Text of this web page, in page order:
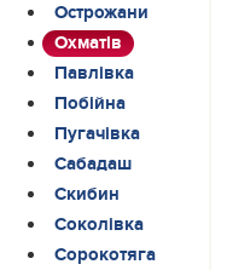
Острожани
Охматів
Павлівка
Побійна
Пугачівка
Сабадаш
Скибин
Соколівка
Сорокотяга